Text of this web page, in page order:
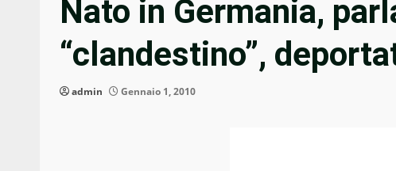
Nato in Germania,
“clandestino”,
admin Gennaio 1, 2010